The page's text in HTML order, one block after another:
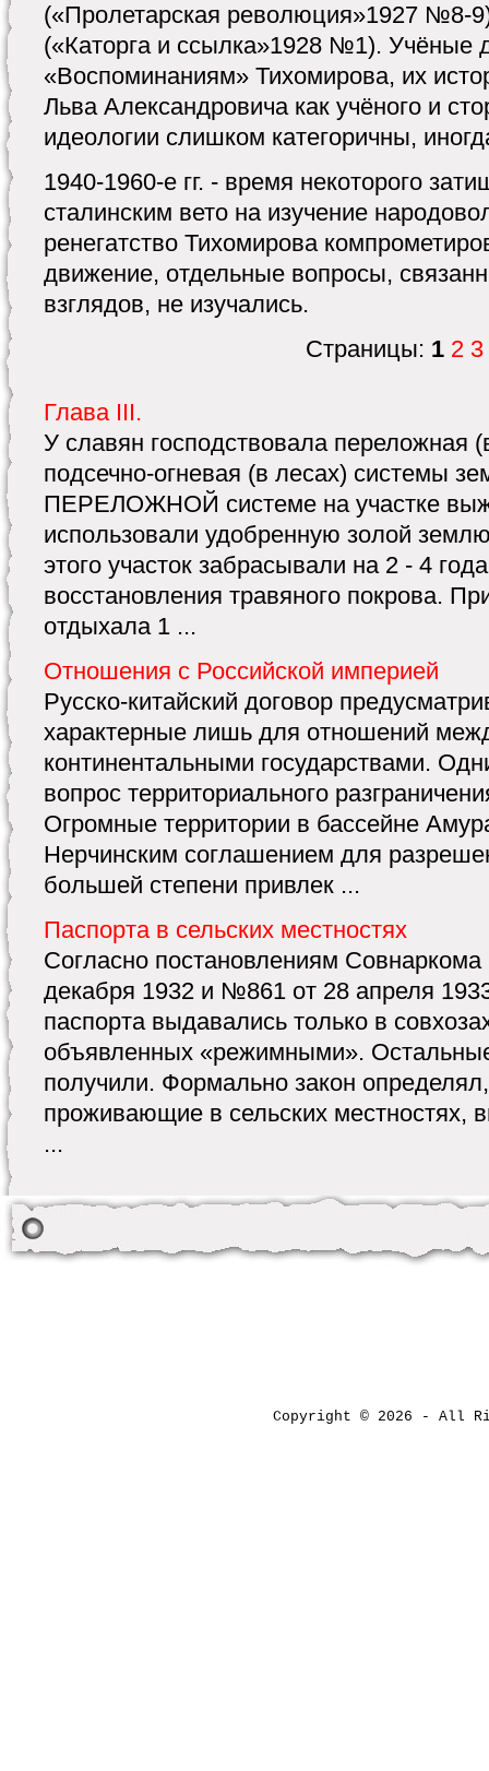
(«Пролетарская революция»1927 №8-
(«Каторга и ссылка»1928 №1). Учёные
«Воспоминаниям» Тихомирова, их
Льва Александровича как учёного и
идеологии слишком категоричны,
1940-1960-е гг. - время некоторого
сталинским вето на изучение
ренегатство Тихомирова
движение, отдельные вопросы,
взглядов, не изучались.
Страницы: 1 2 3
Глава III.
У славян господствовала переложная
подсечно-огневая (в лесах) системы
ПЕРЕЛОЖНОЙ системе на участке
использовали удобренную золой
этого участок забрасывали на 2 - 4
восстановления травяного покрова.
отдыхала 1 ...
Отношения с Российской империей
Русско-китайский договор
характерные лишь для отношений
континентальными государствами.
вопрос территориального
Огромные территории в бассейне
Нерчинским соглашением для
большей степени привлек ...
Паспорта в сельских местностях
Согласно постановлениям
декабря 1932 и №861 от 28 апреля
паспорта выдавались только в
объявленных «режимными».
получили. Формально закон
проживающие в сельских местностях,
...
Copyright © 2026 - All